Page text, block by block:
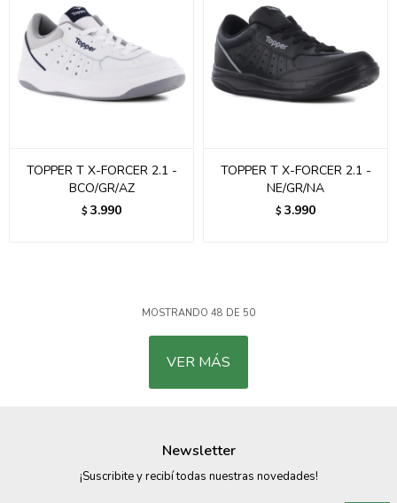
TOPPER T X-FORCER 2.1 -
BCO/GR/AZ
$ 3.990
TOPPER T X-FORCER 2.1 -
NE/GR/NA
$ 3.990
MOSTRANDO 48 DE 50
VER MÁS
Newsletter
¡Suscribite y recibí todas nuestras novedades!